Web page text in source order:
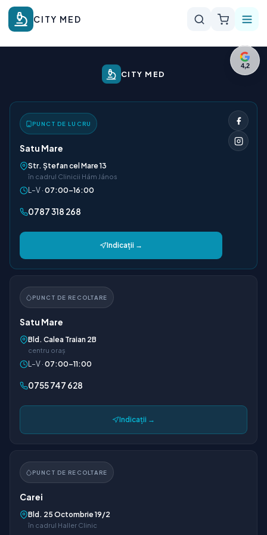
CITY MED
CITY MED
PUNCT DE LUCRU
Satu Mare
Str. Ștefan cel Mare 13
în cadrul Clinicii Hám János
L–V · 07:00–16:00
0787 318 268
Indicații →
PUNCT DE RECOLTARE
Satu Mare
Bld. Calea Traian 2B
centru oraș
L–V · 07:00–11:00
0755 747 628
Indicații →
PUNCT DE RECOLTARE
Carei
Bld. 25 Octombrie 19/2
în cadrul Haller Clinic
4,2